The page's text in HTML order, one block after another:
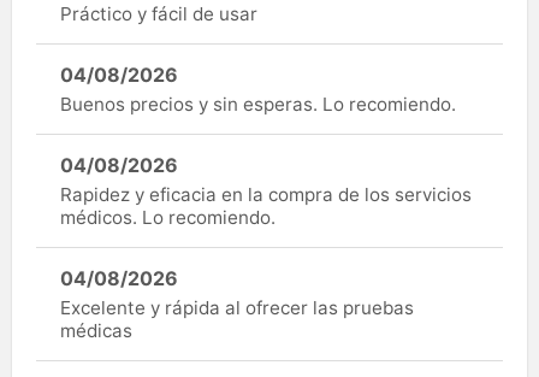
Práctico y fácil de usar
04/08/2026
Buenos precios y sin esperas. Lo recomiendo.
04/08/2026
Rapidez y eficacia en la compra de los servicios
médicos. Lo recomiendo.
04/08/2026
Excelente y rápida al ofrecer las pruebas
médicas